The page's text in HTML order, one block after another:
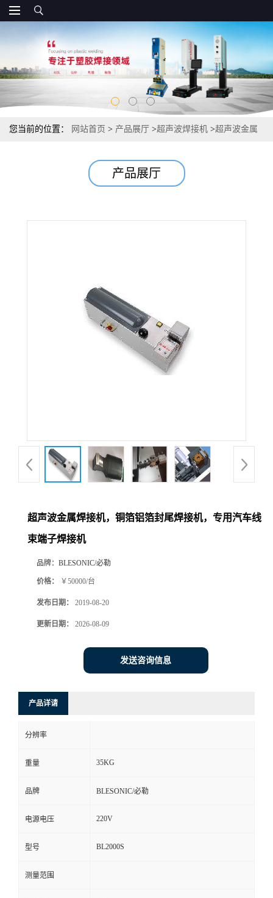
您当前的位置： 网站首页 > 产品展厅 >超声波焊接机 >超声波金属
产品展厅
超声波金属焊接机，铜箔铝箔封尾焊接机，专用汽车线
束端子焊接机
品牌： BLESONIC/必勒
价格： ￥50000/台
发布日期： 2019-08-20
更新日期： 2026-08-09
发送咨询信息
产品详请
分辨率
重量 35KG
品牌 BLESONIC/必勒
电源电压 220V
型号 BL2000S
测量范围